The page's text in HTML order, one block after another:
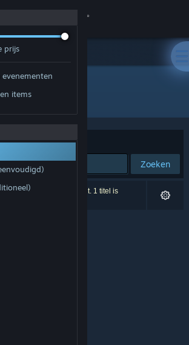
Steam-app
prijs
items
Toronto
Zoeken
met je zoekopdracht. 1 titel is
je voorkeuren.